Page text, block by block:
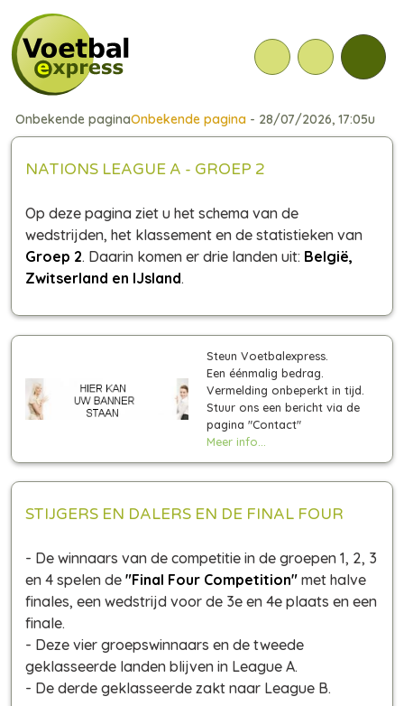
Onbekende paginaOnbekende pagina - 28/07/2026, 17:05u
NATIONS LEAGUE A - GROEP 2
Op deze pagina ziet u het schema van de
wedstrijden, het klassement en de statistieken van
Groep 2. Daarin komen er drie landen uit: België,
Zwitserland en IJsland.
Steun Voetbalexpress.
Een éénmalig bedrag.
Vermelding onbeperkt in tijd.
Stuur ons een bericht via de
pagina "Contact"
Meer info...
STIJGERS EN DALERS EN DE FINAL FOUR
- De winnaars van de competitie in de groepen 1, 2, 3
en 4 spelen de "Final Four Competition" met halve
finales, een wedstrijd voor de 3e en 4e plaats en een
finale.
- Deze vier groepswinnaars en de tweede
geklasseerde landen blijven in League A.
- De derde geklasseerde zakt naar League B.